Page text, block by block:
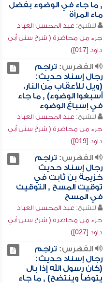
, ما جاء في الوضوء بفضل
ماء المرأة
للشيخ: عبد المحسن العباد
جزء من محاضرة ( شرح سنن أبي
داود [017])
الفهرس: تراجم
رجال إسناد حديث:
(ويل للأعقاب من النار،
أسبغوا الوضوء) , ما جاء
في إسباغ الوضوء
للشيخ: عبد المحسن العباد
جزء من محاضرة ( شرح سنن أبي
داود [019])
الفهرس: تراجم
رجال إسناد حديث
خزيمة بن ثابت في
توقيت المسح , التوقيت
في المسح
للشيخ: عبد المحسن العباد
جزء من محاضرة ( شرح سنن أبي
داود [027])
الفهرس: تراجم
رجال إسناد حديث:
(كان رسول الله إذا بال
يتوضأ وينتضح) , ما جاء